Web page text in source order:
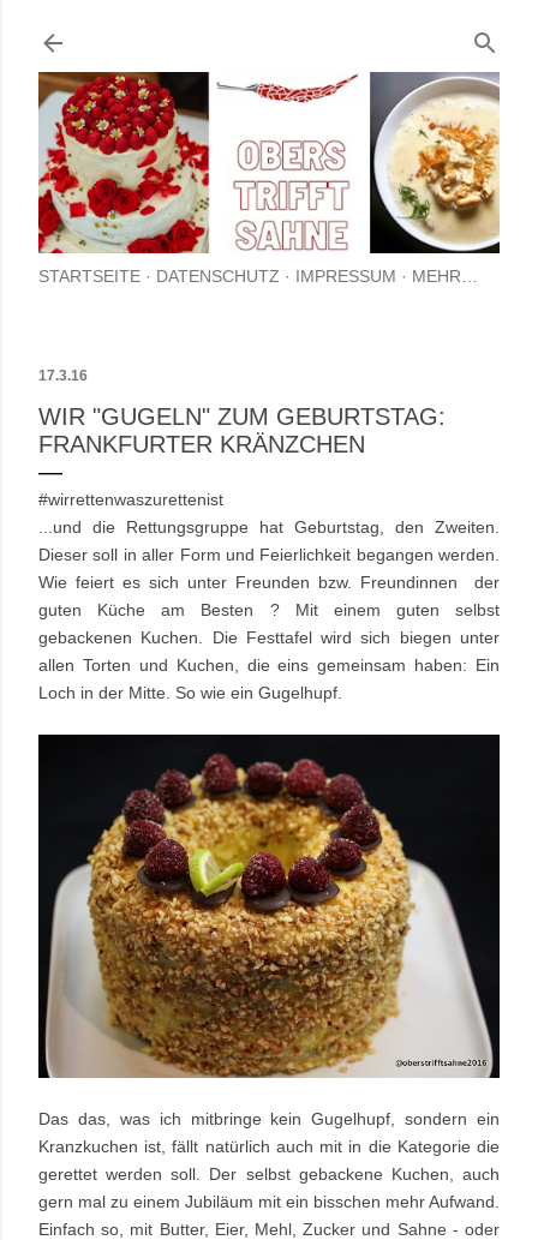
STARTSEITE DATENSCHUTZ IMPRESSUM MEHR…
17.3.16
WIR "GUGELN" ZUM GEBURTSTAG:
FRANKFURTER KRÄNZCHEN
#wirrettenwaszurettenist
...und die Rettungsgruppe hat Geburtstag, den Zweiten.
Dieser soll in aller Form und Feierlichkeit begangen werden.
Wie feiert es sich unter Freunden bzw. Freundinnen der
guten Küche am Besten ? Mit einem guten selbst
gebackenen Kuchen. Die Festtafel wird sich biegen unter
allen Torten und Kuchen, die eins gemeinsam haben: Ein
Loch in der Mitte. So wie ein Gugelhupf.
Das das, was ich mitbringe kein Gugelhupf, sondern ein
Kranzkuchen ist, fällt natürlich auch mit in die Kategorie die
gerettet werden soll. Der selbst gebackene Kuchen, auch
gern mal zu einem Jubiläum mit ein bisschen mehr Aufwand.
Einfach so, mit Butter, Eier, Mehl, Zucker und Sahne - oder